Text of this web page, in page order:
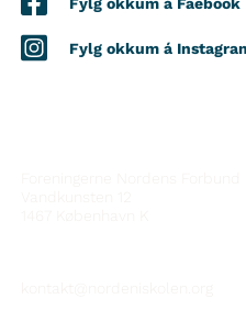
Fylg okkum á